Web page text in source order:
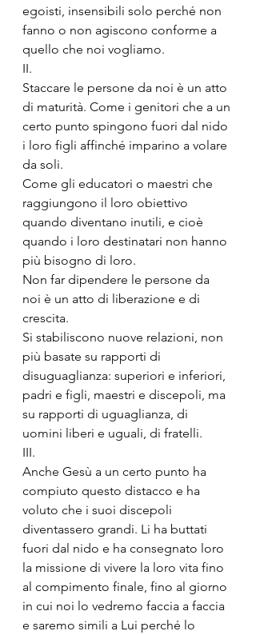
egoisti, insensibili solo perché non
fanno o non agiscono conforme a
quello che noi vogliamo.
II.
Staccare le persone da noi è un atto
di maturità. Come i genitori che a un
certo punto spingono fuori dal nido
i loro figli affinché imparino a volare
da soli.
Come gli educatori o maestri che
raggiungono il loro obiettivo
quando diventano inutili, e cioè
quando i loro destinatari non hanno
più bisogno di loro.
Non far dipendere le persone da
noi è un atto di liberazione e di
crescita.
Si stabiliscono nuove relazioni, non
più basate su rapporti di
disuguaglianza: superiori e inferiori,
padri e figli, maestri e discepoli, ma
su rapporti di uguaglianza, di
uomini liberi e uguali, di fratelli.
III.
Anche Gesù a un certo punto ha
compiuto questo distacco e ha
voluto che i suoi discepoli
diventassero grandi. Li ha buttati
fuori dal nido e ha consegnato loro
la missione di vivere la loro vita fino
al compimento finale, fino al giorno
in cui noi lo vedremo faccia a faccia
e saremo simili a Lui perché lo